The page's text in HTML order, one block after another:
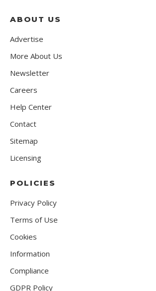
ABOUT US
Advertise
More About Us
Newsletter
Careers
Help Center
Contact
Sitemap
Licensing
POLICIES
Privacy Policy
Terms of Use
Cookies
Information
Compliance
GDPR Policy